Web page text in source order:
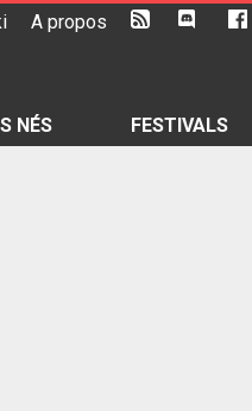
A propos
NÉS FESTIVALS